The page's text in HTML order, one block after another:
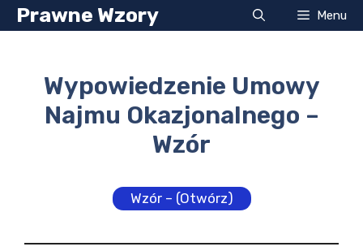
Przejdź
do
Prawne Wzory Menu
Wypowiedzenie Umowy
Najmu Okazjonalnego –
Wzór
Wzór – (Otwórz)